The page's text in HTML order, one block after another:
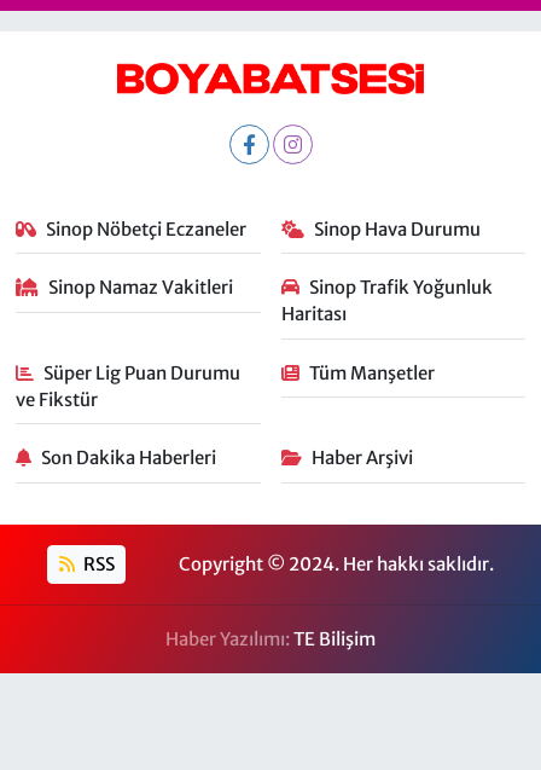
Sinop Nöbetçi Eczaneler Sinop Hava Durumu
Sinop Namaz Vakitleri
Sinop Trafik Yoğunluk
Haritası
Süper Lig Puan Durumu
ve Fikstür
Tüm Manşetler
Son Dakika Haberleri Haber Arşivi
RSS Copyright © 2024. Her hakkı saklıdır.
Haber Yazılımı:TE Bilişim